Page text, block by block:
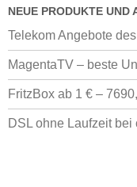
NEUE PRODUKTE UND
Telekom Angebote
MagentaTV – beste
FritzBox ab 1 € –
DSL ohne Laufzeit bei